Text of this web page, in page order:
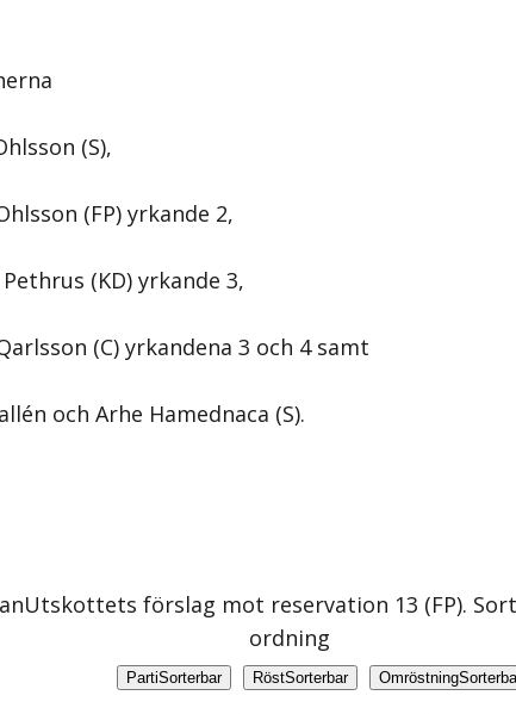
(S),
(FP) yrkande 2,
(KD) yrkande 3,
(C) yrkandena 3 och 4 samt
och Arhe Hamednaca (S).
Utskottets förslag mot reservation 13 (FP).
ordning
PartiSorterbar RöstSorterbar Omröstning